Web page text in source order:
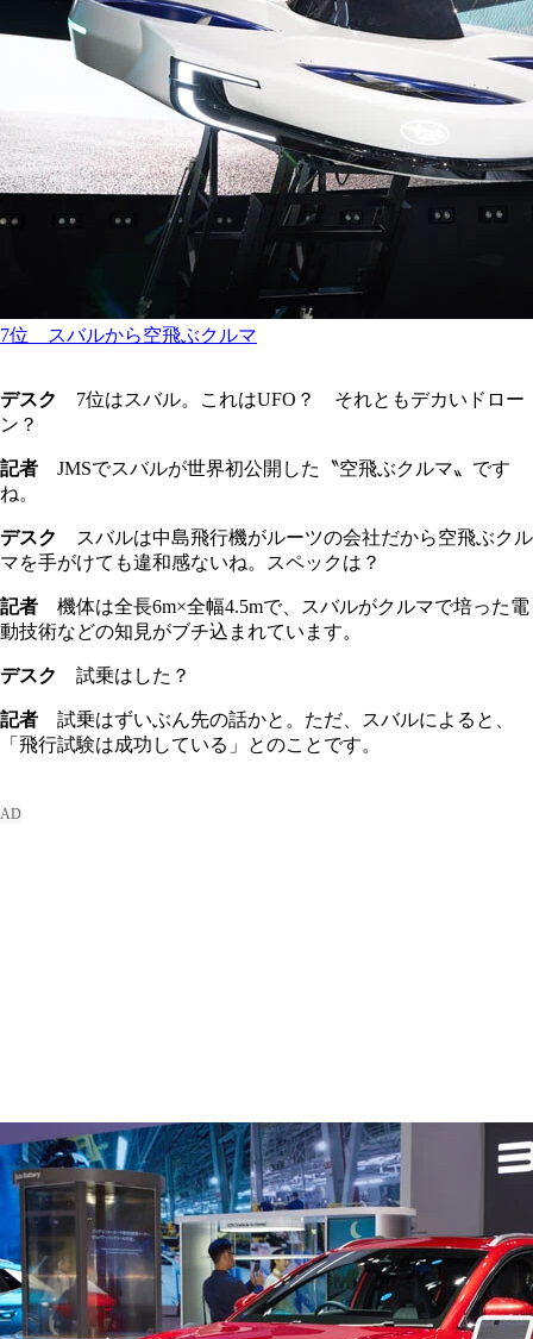
7位 スバルから空飛ぶクルマ
デスク
7位はスバル。これはUFO？ それともデカいドロー
ン？
記者 JMSでスバルが世界初公開した〝空飛ぶクルマ〟です
ね。
デスク
スバルは中島飛行機がルーツの会社だから空飛ぶクル
マを手がけても違和感ないね。スペックは？
記者 機体は全長6m×全幅4.5mで、スバルがクルマで培った電
動技術などの知見がブチ込まれています。
デスク 試乗はした？
記者 試乗はずいぶん先の話かと。ただ、スバルによると、
「飛行試験は成功している」とのことです。